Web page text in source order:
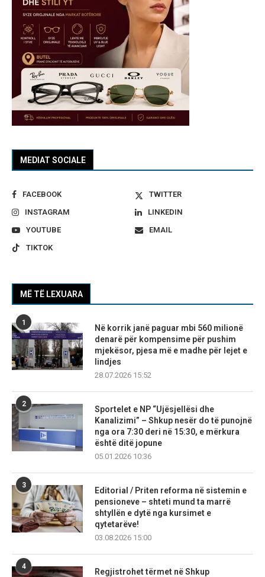
MEDIAT SOCIALE
FACEBOOK
TWITTER
INSTAGRAM
LINKEDIN
YOUTUBE
EMAIL
TIKTOK
MË TË LEXUARA
1
Në korrik janë paguar mbi 560 milionë
denarë për kompensime për pushim
mjekësor, pjesa më e madhe për lejet e
lindjes
28.07.2026 15:52
2
Sportelet e NP “Ujësjellësi dhe
Kanalizimi” – Shkup nesër do të punojnë
nga ora 7:30 deri në 15:30, e mërkura
është ditë jopune
05.01.2026 10:36
3
Editorial / Priten reforma në sistemin e
pensioneve – shteti mund ta marrë
shtyllën e dytë nga kursimet e
qytetarëve!
03.08.2026 15:00
4
Regjistrohet tërmet në Shkup